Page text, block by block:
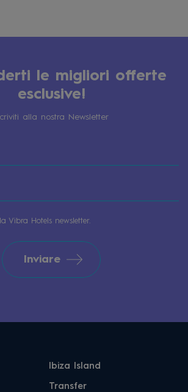
le migliori offerte
esclusive!
alla nostra Newsletter
Vibra Hotels newsletter.
Inviare
Ibiza Island
Transfer